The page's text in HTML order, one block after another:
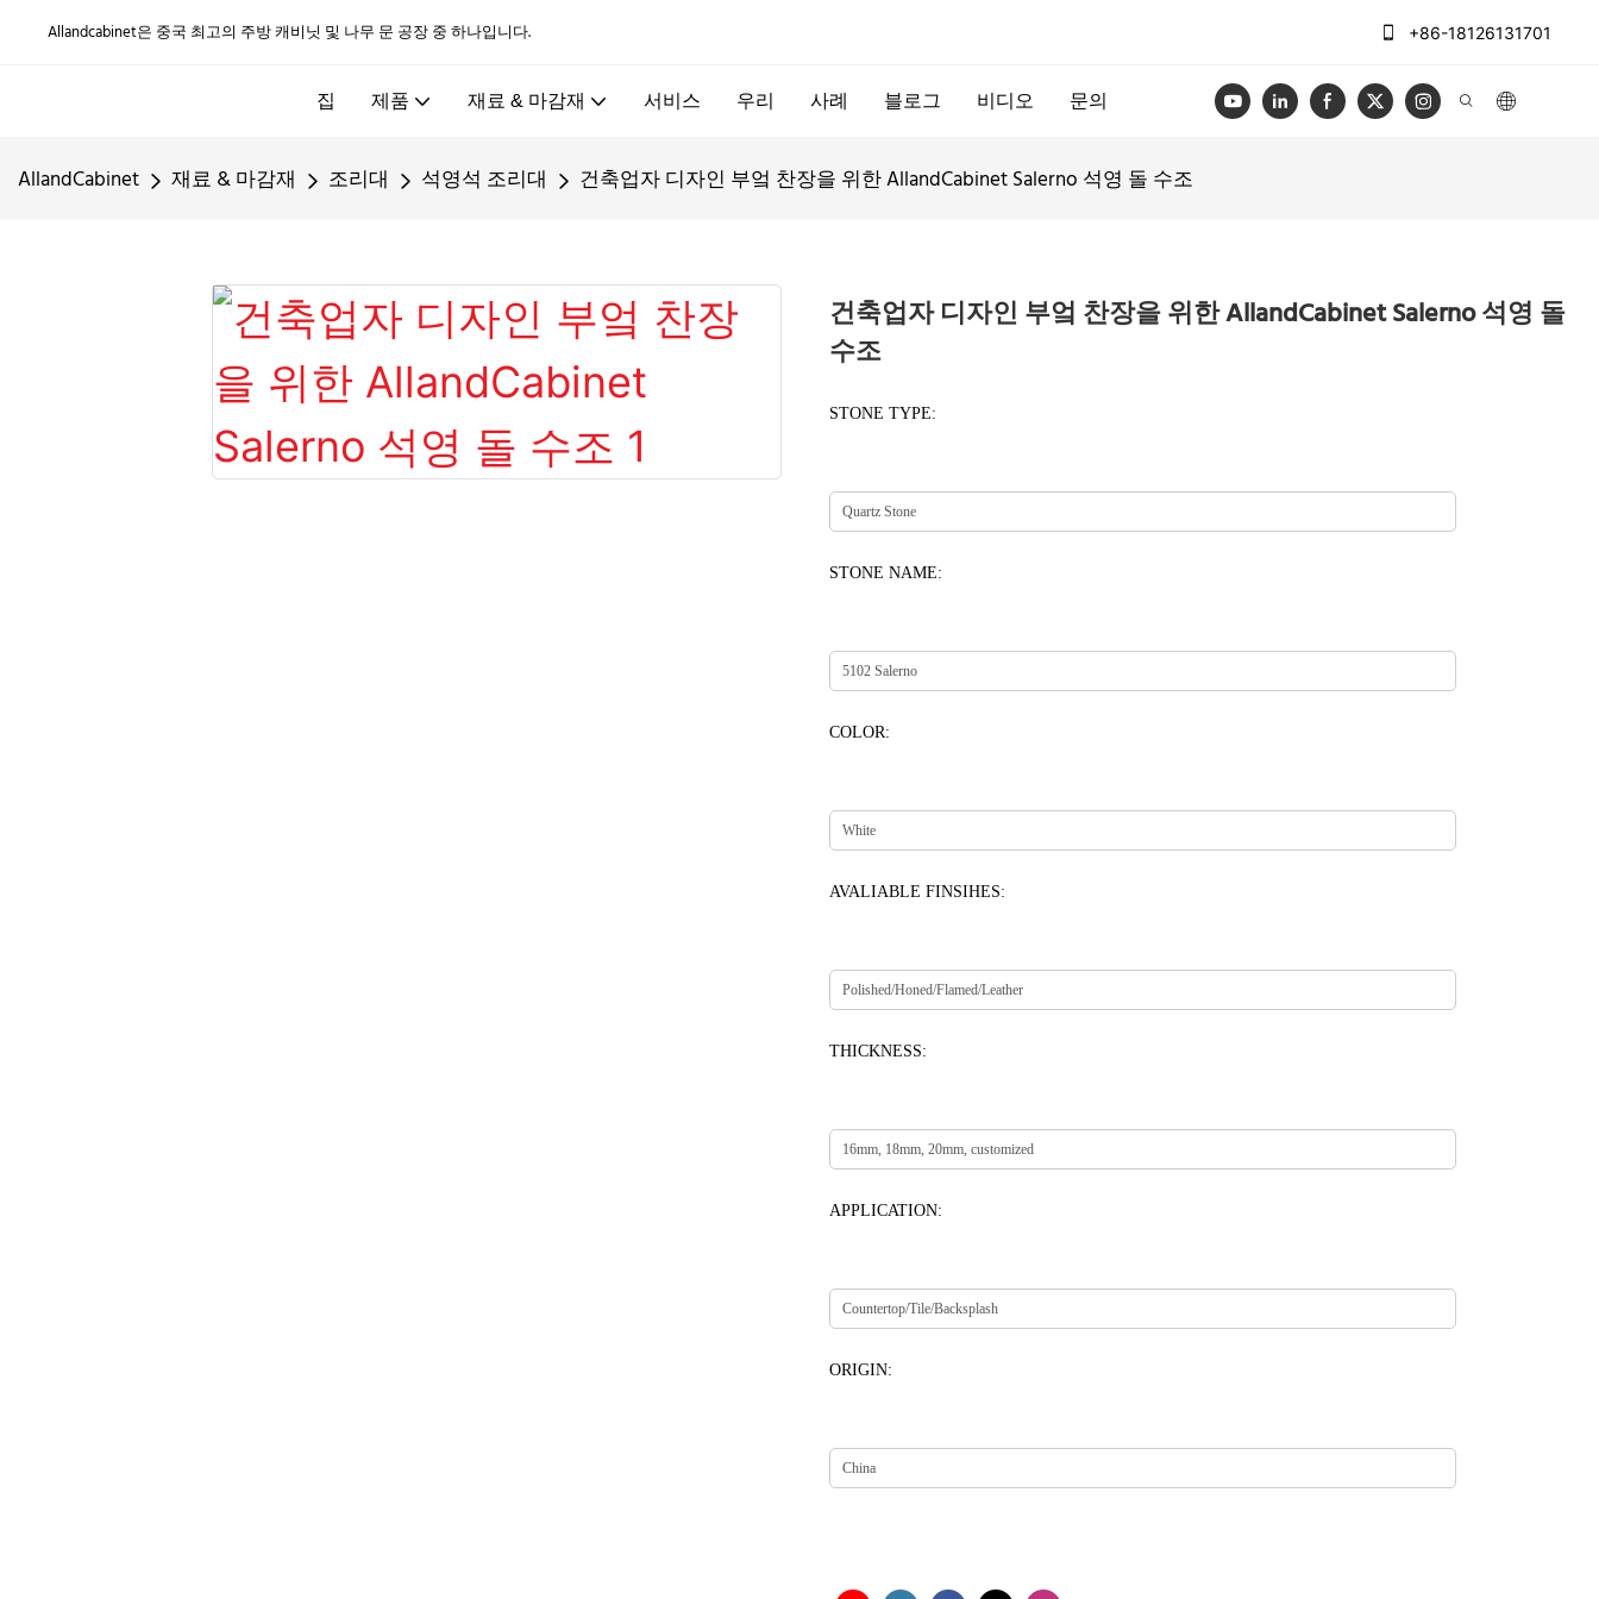
Allandcabinet은 중국 최고의 주방 캐비닛 및 나무 문 공장 중 하나입니다. +86-18126131701
집 제품 재료 & 마감재 서비스 우리 사례 블로그 비디오 문의
AllandCabinet 재료 & 마감재 조리대 석영석 조리대 건축업자 디자인 부엌 찬장을 위한 AllandCabinet Salerno 석영 돌 수조
건축업자 디자인 부엌 찬장을 위한 AllandCabinet Salerno 석영 돌
수조
STONE TYPE:
STONE NAME:
COLOR:
AVALIABLE FINSIHES:
THICKNESS:
APPLICATION:
ORIGIN: